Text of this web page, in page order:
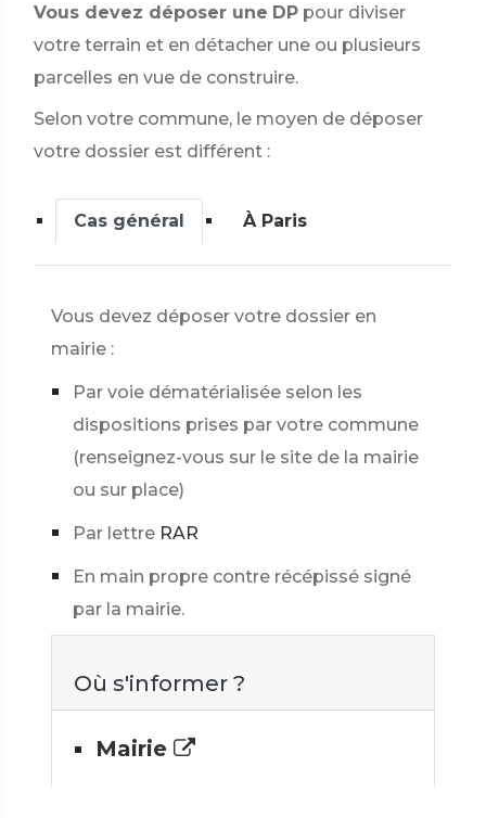
Vous devez déposer une DP pour diviser
votre terrain et en détacher une ou plusieurs
parcelles en vue de construire.
Selon votre commune, le moyen de déposer
votre dossier est différent :
Cas général À Paris
Vous devez déposer votre dossier en
mairie :
Par voie dématérialisée selon les
dispositions prises par votre commune
(renseignez-vous sur le site de la mairie
ou sur place)
Par lettre RAR
En main propre contre récépissé signé
par la mairie.
Où s'informer ?
Mairie